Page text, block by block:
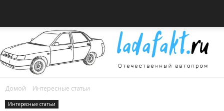
Домой Интересные статьи
Интересные статьи